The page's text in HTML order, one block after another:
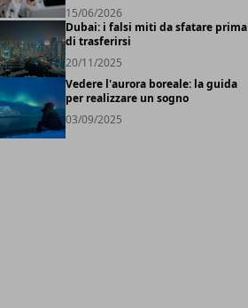
15/06/2026
Dubai: i falsi miti da sfatare prima
di trasferirsi
20/11/2025
Vedere l'aurora boreale: la guida
per realizzare un sogno
03/09/2025